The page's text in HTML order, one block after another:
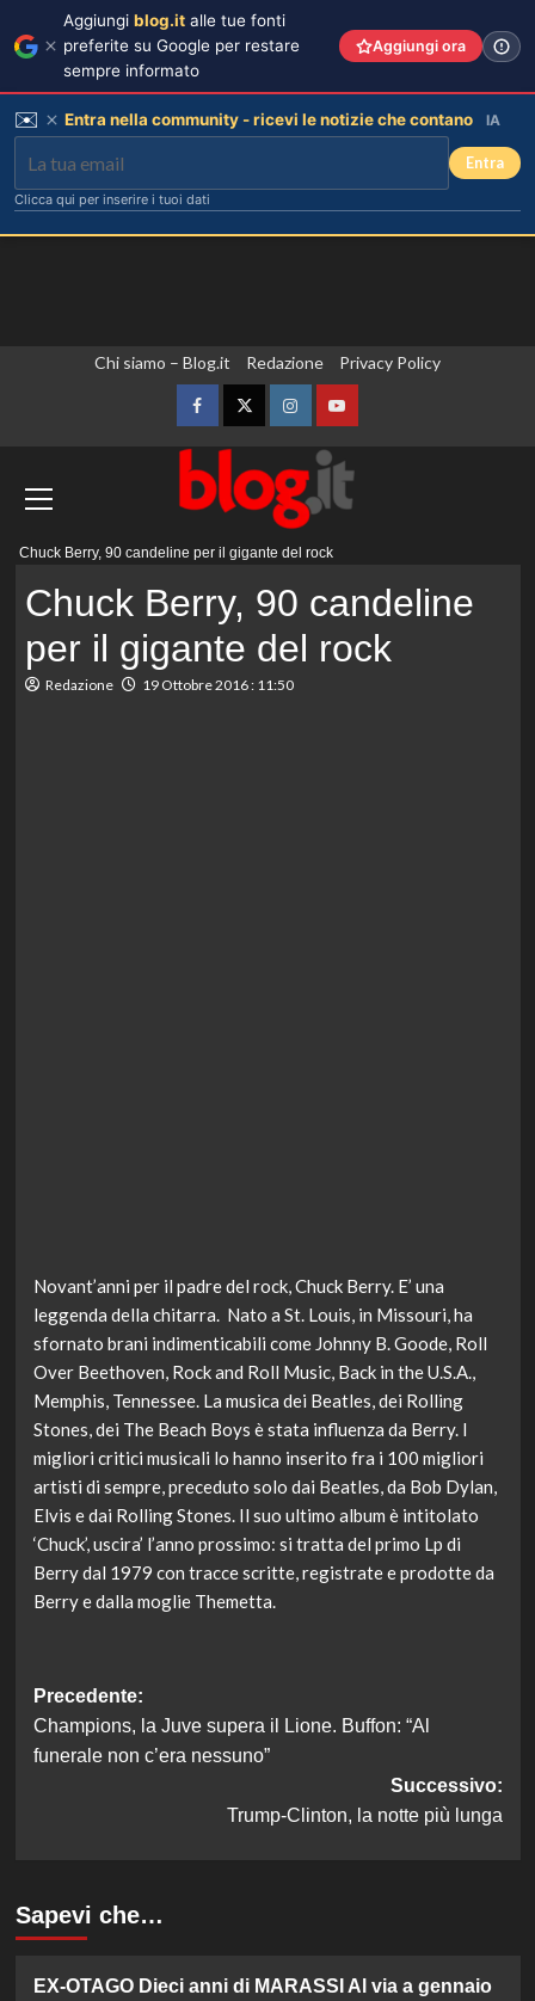
Chi siamo – Blog.it Redazione Privacy Policy
FacebookTwitterInstagramYouTube
Chuck Berry, 90 candeline per il gigante del rock
Chuck Berry, 90 candeline
per il gigante del rock
Redazione 19 Ottobre 2016 : 11:50
Novant’anni per il padre del rock, Chuck Berry. E’ una
leggenda della chitarra. Nato a St. Louis, in Missouri, ha
sfornato brani indimenticabili come Johnny B. Goode, Roll
Over Beethoven, Rock and Roll Music, Back in the U.S.A.,
Memphis, Tennessee. La musica dei Beatles, dei Rolling
Stones, dei The Beach Boys è stata influenza da Berry. I
migliori critici musicali lo hanno inserito fra i 100 migliori
artisti di sempre, preceduto solo dai Beatles, da Bob Dylan,
Elvis e dai Rolling Stones. Il suo ultimo album è intitolato
‘Chuck’, uscira’ l’anno prossimo: si tratta del primo Lp di
Berry dal 1979 con tracce scritte, registrate e prodotte da
Berry e dalla moglie Themetta.
Navigazione
articolo
Precedente:
Champions, la Juve supera il Lione. Buffon: “Al
funerale non c’era nessuno”
Successivo:
Trump-Clinton, la notte più lunga
Sapevi che…
EX-OTAGO Dieci anni di MARASSI Al via a gennaio
Aggiungi blog.it alle tue fonti
preferite su Google per restare
sempre informato
Aggiungi ora
✉️ Entra nella community - ricevi le notizie che contano IA
Entra
Clicca qui per inserire i tuoi dati